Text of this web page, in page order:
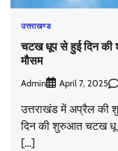
उत्तराखण्ड
चटख धूप से हुई दिन की
मौसम
Admin April 7, 2025
उत्तराखंड में अप्रैल की
दिन की शुरुआत चटख धू
[…]